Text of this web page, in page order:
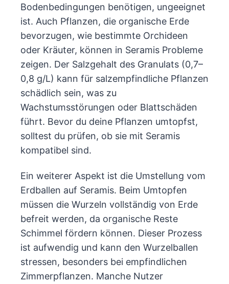
Bodenbedingungen benötigen, ungeeignet
ist. Auch Pflanzen, die organische Erde
bevorzugen, wie bestimmte Orchideen
oder Kräuter, können in Seramis Probleme
zeigen. Der Salzgehalt des Granulats (0,7–
0,8 g/L) kann für salzempfindliche Pflanzen
schädlich sein, was zu
Wachstumsstörungen oder Blattschäden
führt. Bevor du deine Pflanzen umtopfst,
solltest du prüfen, ob sie mit Seramis
kompatibel sind.
Ein weiterer Aspekt ist die Umstellung vom
Erdballen auf Seramis. Beim Umtopfen
müssen die Wurzeln vollständig von Erde
befreit werden, da organische Reste
Schimmel fördern können. Dieser Prozess
ist aufwendig und kann den Wurzelballen
stressen, besonders bei empfindlichen
Zimmerpflanzen. Manche Nutzer